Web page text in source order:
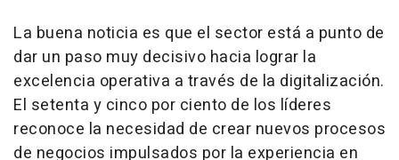
La buena noticia es que el sector está a punto de
dar un paso muy decisivo hacia lograr la
excelencia operativa a través de la digitalización.
El setenta y cinco por ciento de los líderes
reconoce la necesidad de crear nuevos procesos
de negocios impulsados por la experiencia en